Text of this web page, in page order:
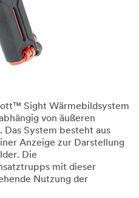
Sight Wärmebildsystem
von äußeren
Das System besteht aus
Anzeige zur Darstellung
Die
mit dieser
Nutzung der